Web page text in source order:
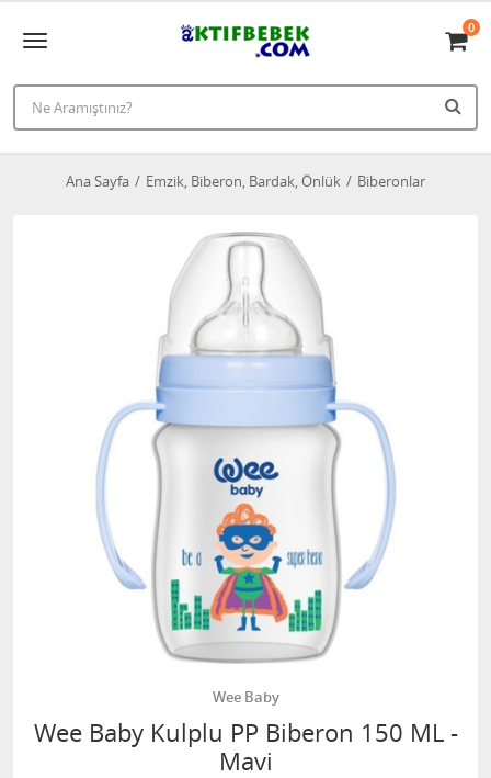
0
Ana Sayfa Emzik, Biberon, Bardak, Önlük Biberonlar
Wee Baby
Wee Baby Kulplu PP Biberon 150 ML -
Mavi